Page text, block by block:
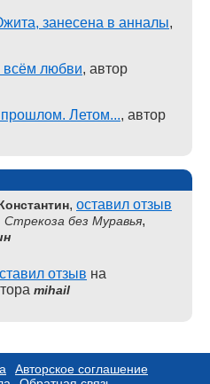
занесена в анналы,
любви, автор
прошлом. Летом..., автор
, оставил отзыв
без Муравья,
отзыв на
mihail
Авторское соглашение